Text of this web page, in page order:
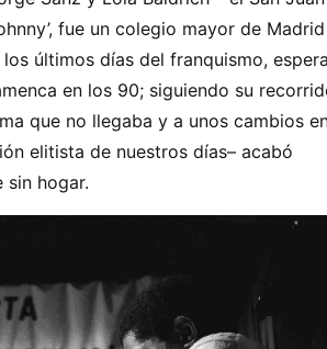
fue un colegio mayor de
últimos días del franquismo,
en los 90; siguiendo su
que no llegaba y a unos cambios
elitista de nuestros días– acabó
sin hogar.